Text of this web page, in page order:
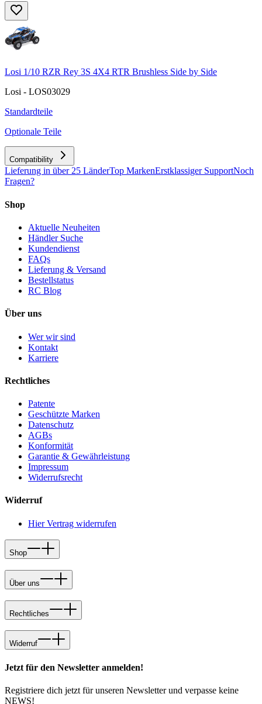
Losi 1/10 RZR Rey 3S 4X4 RTR Brushless Side by Side
Losi - LOS03029
Standardteile
Optionale Teile
Compatibility
Lieferung in über 25 LänderTop MarkenErstklassiger SupportNoch
Fragen?
Shop
Aktuelle Neuheiten
Händler Suche
Kundendienst
FAQs
Lieferung & Versand
Bestellstatus
RC Blog
Über uns
Wer wir sind
Kontakt
Karriere
Rechtliches
Patente
Geschützte Marken
Datenschutz
AGBs
Konformität
Garantie & Gewährleistung
Impressum
Widerrufsrecht
Widerruf
Hier Vertrag widerrufen
Shop
Über uns
Rechtliches
Widerruf
Jetzt für den Newsletter anmelden!
Registriere dich jetzt für unseren Newsletter und verpasse keine
NEWS!